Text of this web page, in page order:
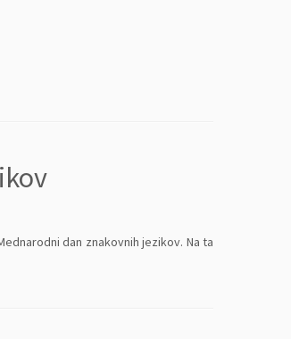
dan znakovnih jezikov. Na ta